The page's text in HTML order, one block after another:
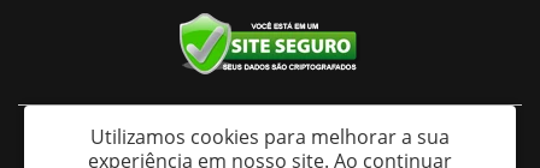
White Head Tattoo (Wellington Ricardo Kudlinski EPP) - CNPJ:
Utilizamos cookies para melhorar a sua
experiência em nosso site. Ao continuar